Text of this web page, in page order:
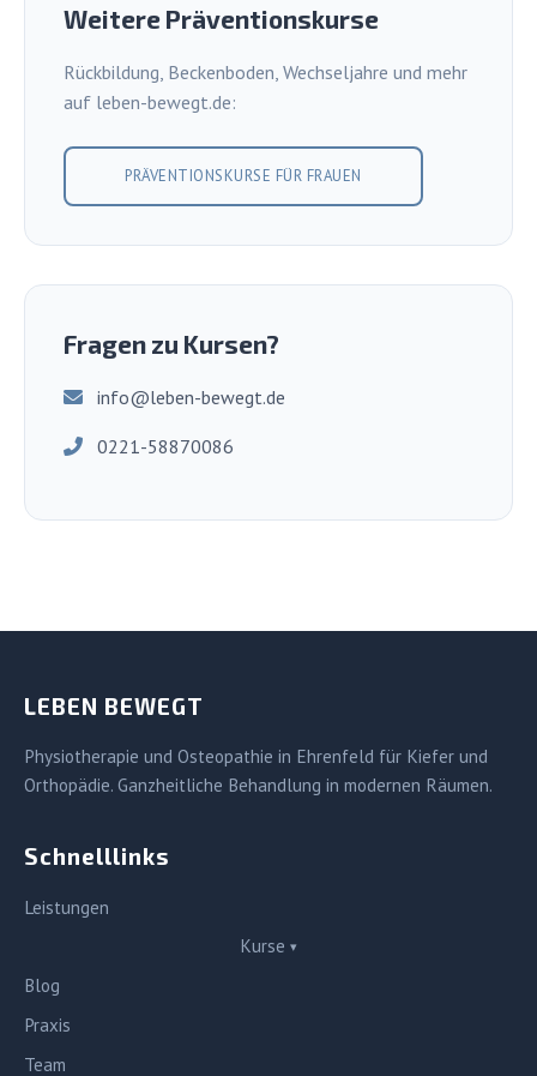
Weitere Präventionskurse
Rückbildung, Beckenboden, Wechseljahre und mehr
auf leben-bewegt.de:
PRÄVENTIONSKURSE FÜR FRAUEN
Fragen zu Kursen?
info@leben-bewegt.de
0221-58870086
LEBEN BEWEGT
Physiotherapie und Osteopathie in Ehrenfeld für Kiefer und
Orthopädie. Ganzheitliche Behandlung in modernen Räumen.
Schnelllinks
Leistungen
Kurse ▾
Blog
Praxis
Team